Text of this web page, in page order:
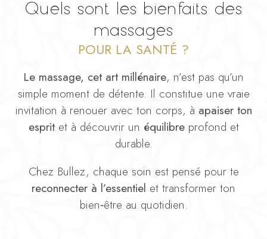
Quels sont les bienfaits des
massages
POUR LA SANTÉ ?
Le massage, cet art millénaire, n’est pas qu’un
simple moment de détente. Il constitue une vraie
invitation à renouer avec ton corps, à apaiser ton
espritet à découvrir un équilibreprofond et
durable.
Chez Bullez, chaque soin est pensé pour te
reconnecter à l’essentiel et transformer ton
bien‑être au quotidien.